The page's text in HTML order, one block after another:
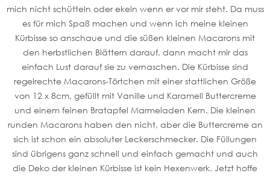
mich nicht schütteln oder ekeln wenn er vor mir steht. Da muss
es für mich Spaß machen und wenn ich meine kleinen
Kürbisse so anschaue und die süßen kleinen Macarons mit
den herbstlichen Blättern darauf, dann macht mir das
einfach Lust darauf sie zu vernaschen. Die Kürbisse sind
regelrechte Macarons-Törtchen mit einer stattlichen Größe
von 12 x 8cm, gefüllt mit Vanille und Karamell Buttercreme
und einem feinen Bratapfel Marmeladen Kern. Die kleinen
runden Macarons haben den nicht, aber die Buttercreme an
sich ist schon ein absoluter Leckerschmecker. Die Füllungen
sind übrigens ganz schnell und einfach gemacht und auch
die Deko der kleinen Kürbisse ist kein Hexenwerk. Jetzt hoffe